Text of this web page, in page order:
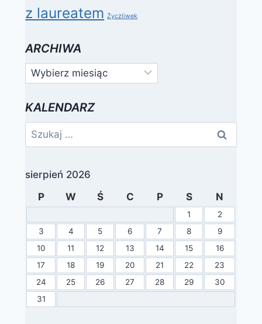
z laureatem Życzliwek
ARCHIWA
Archiwa
KALENDARZ
Szukaj:
sierpień 2026
P
W Ś C P S N
1
2
3
4 5 6 7 8
9
10
11 12 13 14 15
16
17
18 19 20 21 22
23
24
25 26 27 28 29
30
31